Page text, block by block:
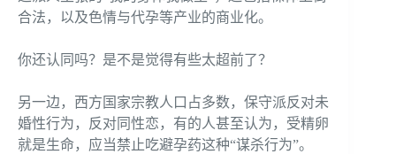
合法，以及色情与代孕等产业的商业化。
你还认同吗？是不是觉得有些太超前了？
另一边，西方国家宗教人口占多数，保守派反对未
婚性行为，反对同性恋，有的人甚至认为，受精卵
就是生命，应当禁止吃避孕药这种“谋杀行为”。